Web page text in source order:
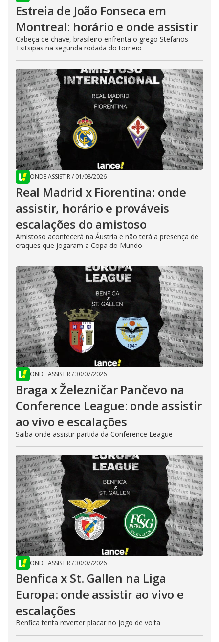
Estreia de João Fonseca em
Montreal: horário e onde assistir
Cabeça de chave, brasileiro enfrenta o grego Stefanos
Tsitsipas na segunda rodada do torneio
ONDE ASSISTIR/ 01/08/2026
Real Madrid x Fiorentina: onde
assistir, horário e prováveis
escalações do amistoso
Amistoso acontecerá na Áustria e não terá a presença de
craques que jogaram a Copa do Mundo
ONDE ASSISTIR/30/07/2026
Braga x Železničar Pančevo na
Conference League: onde assistir
ao vivo e escalações
Saiba onde assistir partida da Conference League
ONDE ASSISTIR/30/07/2026
Benfica x St. Gallen na Liga
Europa: onde assistir ao vivo e
escalações
Benfica tenta reverter placar no jogo de volta